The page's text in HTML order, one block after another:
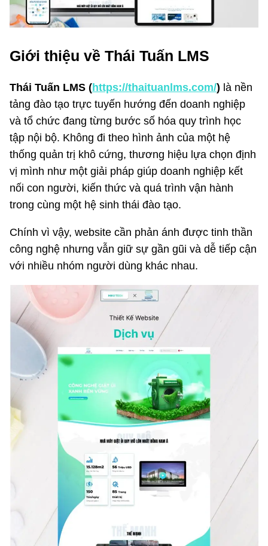
Giới thiệu về Thái Tuấn LMS
Thái Tuấn LMS (https://thaituanlms.com/) là nền
tảng đào tạo trực tuyến hướng đến doanh nghiệp
và tổ chức đang từng bước số hóa quy trình học
tập nội bộ. Không đi theo hình ảnh của một hệ
thống quản trị khô cứng, thương hiệu lựa chọn định
vị mình như một giải pháp giúp doanh nghiệp kết
nối con người, kiến thức và quá trình vận hành
trong cùng một hệ sinh thái đào tạo.
Chính vì vậy, website cần phản ánh được tinh thần
công nghệ nhưng vẫn giữ sự gần gũi và dễ tiếp cận
với nhiều nhóm người dùng khác nhau.